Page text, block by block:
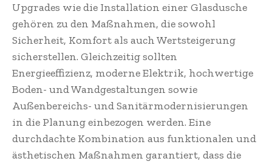
Upgrades wie die Installation einer Glasdusche
gehören zu den Maßnahmen, die sowohl
Sicherheit, Komfort als auch Wertsteigerung
sicherstellen. Gleichzeitig sollten
Energieeffizienz, moderne Elektrik, hochwertige
Boden- und Wandgestaltungen sowie
Außenbereichs- und Sanitärmodernisierungen
in die Planung einbezogen werden. Eine
durchdachte Kombination aus funktionalen und
ästhetischen Maßnahmen garantiert, dass die